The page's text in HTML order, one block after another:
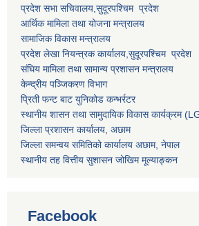
प्रदेश सभा सचिवालय,सुदूरपश्चिम प्रदेश
आर्थिक मामिला तथा योजना मन्त्रालय
सामाजिक विकास मन्त्रालय
प्रदेश लेखा नियन्त्रक कार्यालय,सुदूरपश्चिम प्रदेश
संघिय मामिला तथा सामान्य प्रशासन मन्त्रालय
केन्द्रीय पञ्जिकरण विभाग
प्रिती फन्ट बाट युनिकोड कन्भर्रटर
स्थानीय शासन तथा सामुदायिक विकास कार्यक्रम
जिल्ला प्रशासन कार्यालय, अछाम
जिल्ला समन्वय समितिको कार्यालय अछाम, नेपाल
स्थानीय तह वित्तीय सुशासन जोखिम मूल्याङ्कन
Facebook